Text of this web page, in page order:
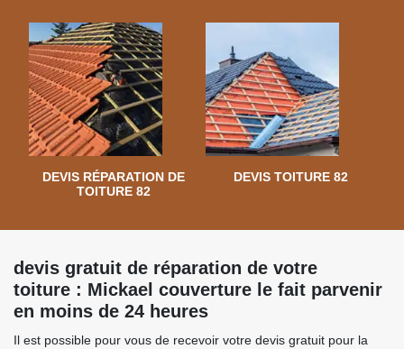
DEVIS RÉPARATION DE
TOITURE 82
DEVIS TOITURE 82
devis gratuit de réparation de votre
toiture : Mickael couverture le fait parvenir
en moins de 24 heures
Il est possible pour vous de recevoir votre devis gratuit pour la